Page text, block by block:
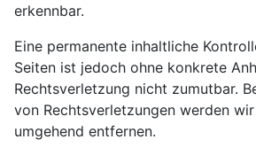
erkennbar.
Eine permanente inhaltliche
Seiten ist jedoch ohne konkrete
Rechtsverletzung nicht zumutbar.
von Rechtsverletzungen werden
umgehend entfernen.